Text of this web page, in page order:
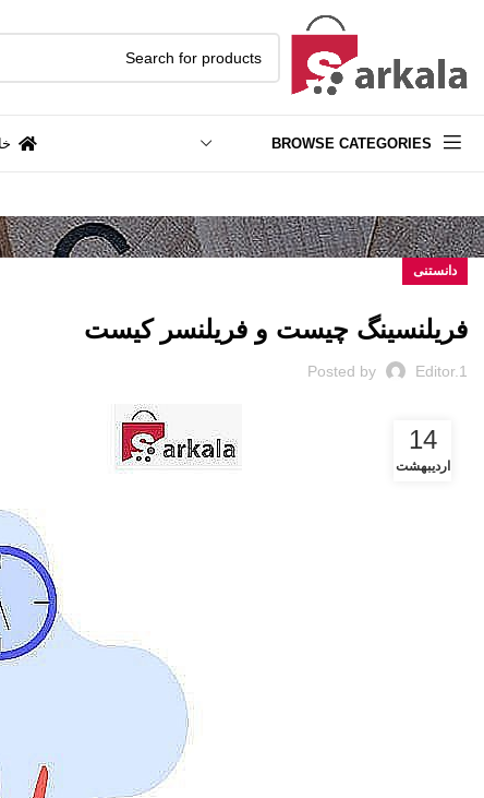
BROWSE CATEGORIES
دانستنی
فریلنسینگ چیست و فریلنسر کیست
Posted by Editor.1
14
اردیبهشت